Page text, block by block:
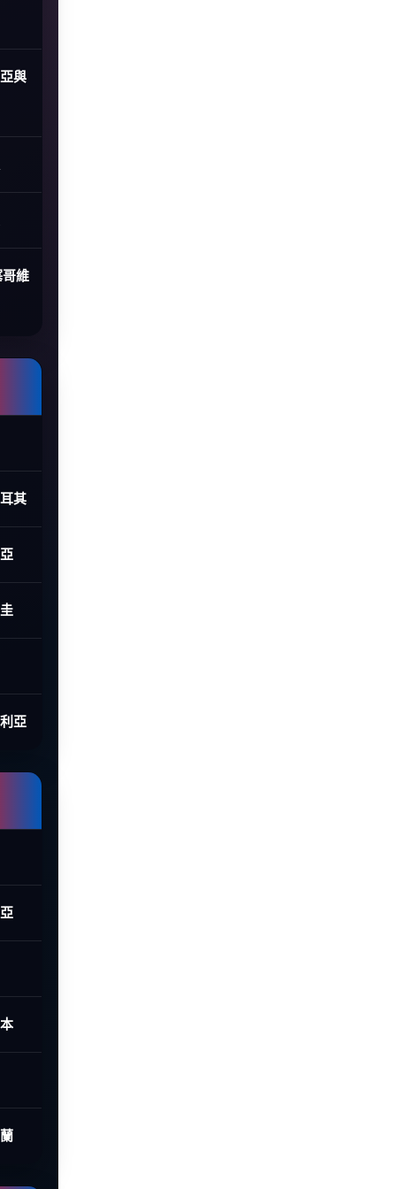
與
哥維
其
亞